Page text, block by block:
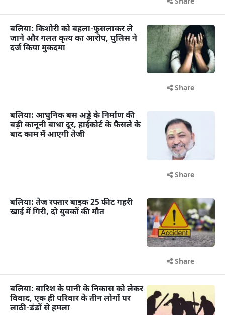
बलिया: किशोरी को बहला-फुसलाकर ले
जाने और गलत कृत्य का आरोप, पुलिस ने
दर्ज किया मुकदमा
Share
बलिया: आधुनिक बस अड्डे के निर्माण की
बड़ी कानूनी बाधा दूर, हाईकोर्ट के फैसले के
बाद काम में आएगी तेजी
Share
बलिया: तेज रफ्तार बाइक 25 फीट गहरी
खाई में गिरी, दो युवकों की मौत
Share
बलिया: बारिश के पानी के निकास को लेकर
विवाद, एक ही परिवार के तीन लोगों पर
लाठी-डंडों से हमला